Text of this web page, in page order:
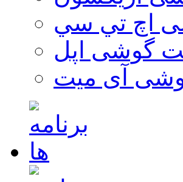
اچ تي سي
گوشی اپل
آی میت